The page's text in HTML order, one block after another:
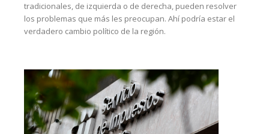
tradicionales, de izquierda o de derecha, pueden resolver
los problemas que más les preocupan. Ahí podría estar el
verdadero cambio político de la región.